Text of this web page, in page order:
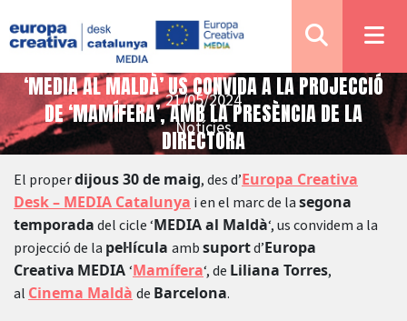
Notícies
‘MEDIA AL MALDÀ’ US CONVIDA A LA PROJECCIÓ
DE ‘MAMÍFERA’, AMB LA PRESÈNCIA DE LA
DIRECTORA
21/05/2024
El properdijous 30 de maig, des d’Europa Creativa
Desk – MEDIA Catalunya i en el marc de lasegona
temporadadel cicle ‘MEDIA al Maldà‘, us convidem a la
projecció de la pel·lícula ambsuportd’Europa
Creativa MEDIA‘Mamífera‘, de Liliana Torres,
al Cinema Maldà de Barcelona.